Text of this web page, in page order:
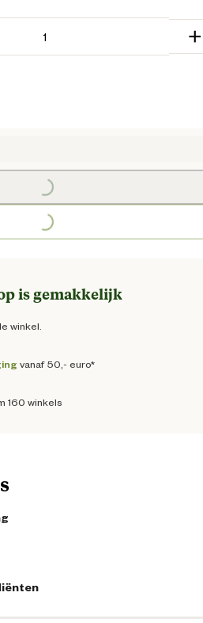
+
Loading...
Loading...
is gemakkelijk
winkel.
vanaf 50,- euro*
160 winkels